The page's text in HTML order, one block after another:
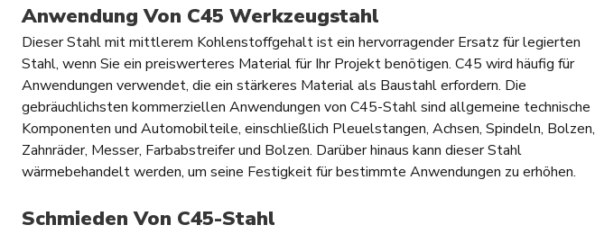
Anwendung Von C45 Werkzeugstahl
Dieser Stahl mit mittlerem Kohlenstoffgehalt ist ein hervorragender Ersatz für legierten
Stahl, wenn Sie ein preiswerteres Material für Ihr Projekt benötigen. C45 wird häufig für
Anwendungen verwendet, die ein stärkeres Material als Baustahl erfordern. Die
gebräuchlichsten kommerziellen Anwendungen von C45-Stahl sind allgemeine technische
Komponenten und Automobilteile, einschließlich Pleuelstangen, Achsen, Spindeln, Bolzen,
Zahnräder, Messer, Farbabstreifer und Bolzen. Darüber hinaus kann dieser Stahl
wärmebehandelt werden, um seine Festigkeit für bestimmte Anwendungen zu erhöhen.
Schmieden Von C45-Stahl